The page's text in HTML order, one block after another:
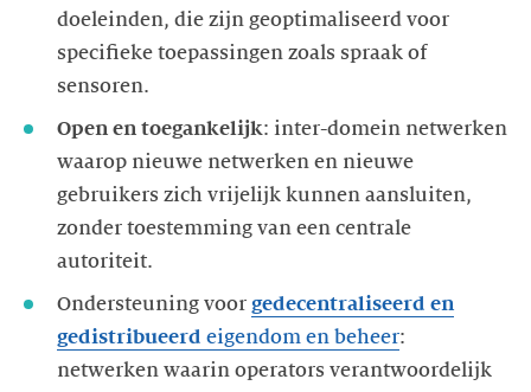
doeleinden, die zijn geoptimaliseerd voor
specifieke toepassingen zoals spraak of
Open en toegankelijk: inter-domein netwerken
waarop nieuwe netwerken en nieuwe
gebruikers zich vrijelijk kunnen aansluiten,
zonder toestemming van een centrale
autoriteit.
Ondersteuning voor gedecentraliseerd en
gedistribueerd eigendom en beheer:
netwerken waarin operators verantwoordelijk